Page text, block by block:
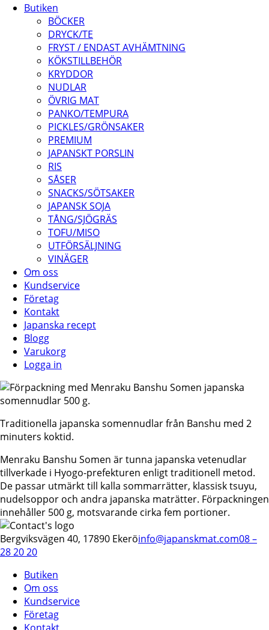
Butiken
BÖCKER
DRYCK/TE
FRYST / ENDAST AVHÄMTNING
KÖKSTILLBEHÖR
KRYDDOR
NUDLAR
ÖVRIG MAT
PANKO/TEMPURA
PICKLES/GRÖNSAKER
PREMIUM
JAPANSKT PORSLIN
RIS
SÅSER
SNACKS/SÖTSAKER
JAPANSK SOJA
TÅNG/SJÖGRÄS
TOFU/MISO
UTFÖRSÄLJNING
VINÄGER
Om oss
Kundservice
Företag
Kontakt
Japanska recept
Blogg
Varukorg
Logga in
Traditionella japanska somennudlar från Banshu med 2
minuters koktid.
Menraku Banshu Somen är tunna japanska vetenudlar
tillverkade i Hyogo-prefekturen enligt traditionell metod.
De passar utmärkt till kalla sommarrätter, klassisk tsuyu,
nudelsoppor och andra japanska maträtter. Förpackningen
innehåller 500 g, motsvarande cirka fem portioner.
Bergviksvägen 40, 17890 Ekeröinfo@japanskmat.com08 –
28 20 20
Butiken
Om oss
Kundservice
Företag